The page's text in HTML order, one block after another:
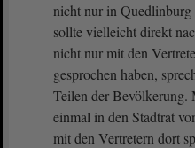
nicht nur in Quedlinburg
sollte vielleicht direkt
nicht nur mit den
gesprochen haben,
Teilen der Bevölkerung.
einmal in den Stadtrat
mit den Vertretern dort